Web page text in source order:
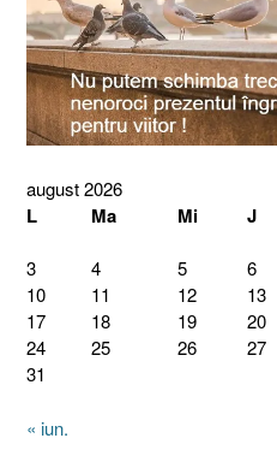
august 2026
L Ma Mi J
3
4 5 6
10
11 12 13
17
18 19 20
24
25 26 27
31
« iun.